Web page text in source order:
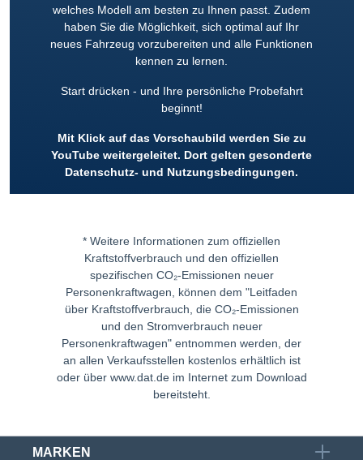
welches Modell am besten zu Ihnen passt. Zudem
haben Sie die Möglichkeit, sich optimal auf Ihr
neues Fahrzeug vorzubereiten und alle Funktionen
kennen zu lernen.
Start drücken - und Ihre persönliche Probefahrt
beginnt!
Mit Klick auf das Vorschaubild werden Sie zu
YouTube weitergeleitet. Dort gelten gesonderte
Datenschutz- und Nutzungsbedingungen.
* Weitere Informationen zum offiziellen
Kraftstoffverbrauch und den offiziellen
spezifischen CO₂-Emissionen neuer
Personenkraftwagen, können dem "Leitfaden
über Kraftstoffverbrauch, die CO₂-Emissionen
und den Stromverbrauch neuer
Personenkraftwagen" entnommen werden, der
an allen Verkaufsstellen kostenlos erhältlich ist
oder über www.dat.de im Internet zum Download
bereitsteht.
MARKEN